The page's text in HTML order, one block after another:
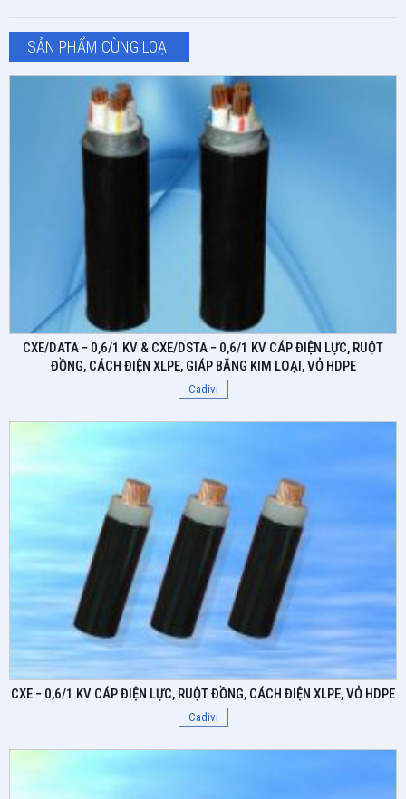
SẢN PHẨM CÙNG LOẠI
CXE/DATA − 0,6/1 KV & CXE/DSTA − 0,6/1 KV CÁP ĐIỆN LỰC, RUỘT
ĐỒNG, CÁCH ĐIỆN XLPE, GIÁP BĂNG KIM LOẠI, VỎ HDPE
Cadivi
CXE ­− 0,6/1 KV CÁP ĐIỆN LỰC, RUỘT ĐỒNG, CÁCH ĐIỆN XLPE, VỎ HDPE
Cadivi